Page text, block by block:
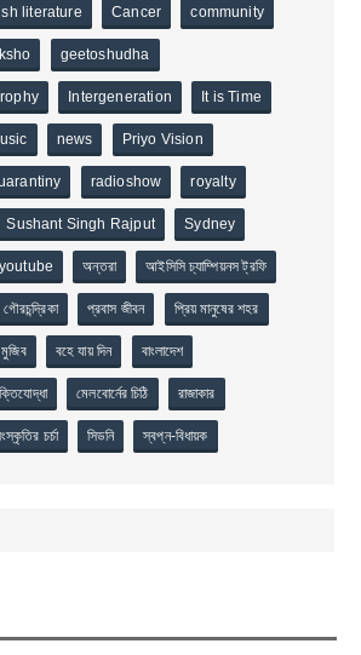
literature Cancer community
geetoshudha
Intergeneration It is Time
news Priyo Vision
radioshow royalty
Sushant Singh Rajput Sydney
youtube অন্তরা আইসিসি চ্যাম্পিয়নস ট্রফি
গৌরচন্দ্রিকা প্রবাস জীবন প্রিয় মানুষের শহর
বহে যায় দিন বাংলাদেশ
মেলবোর্নের চিঠি রাজাকার
চর্চা সিডনি স্বপ্ন-বিধায়ক